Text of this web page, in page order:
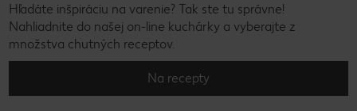
Hľadáte inšpiráciu na varenie? Tak ste tu správne!
Nahliadnite do našej on-line kuchárky a vyberajte z
množstva chutných receptov.
Na recepty